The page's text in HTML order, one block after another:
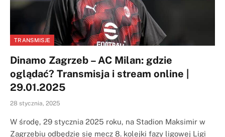
TRANSMISJE
Dinamo Zagrzeb – AC Milan: gdzie
oglądać? Transmisja i stream online |
29.01.2025
28 stycznia, 2025
W środę, 29 stycznia 2025 roku, na Stadion Maksimir w
Zagrzebiu odbędzie się mecz 8. kolejki fazy ligowej Ligi